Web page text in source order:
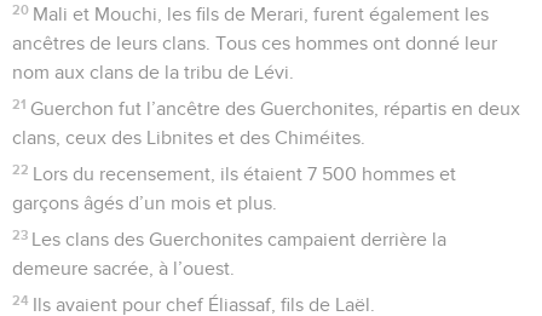
20 Mali et Mouchi, les fils de Merari, furent également les
ancêtres de leurs clans. Tous ces hommes ont donné leur
nom aux clans de la tribu de Lévi.
21 Guerchon fut l’ancêtre des Guerchonites, répartis en deux
clans, ceux des Libnites et des Chiméites.
22 Lors du recensement, ils étaient 7 500 hommes et
garçons âgés d’un mois et plus.
23 Les clans des Guerchonites campaient derrière la
demeure sacrée, à l’ouest.
24 Ils avaient pour chef Éliassaf, fils de Laël.